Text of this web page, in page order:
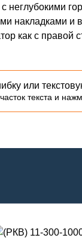
неглубокими
накладками и
как с правой
или
текста и